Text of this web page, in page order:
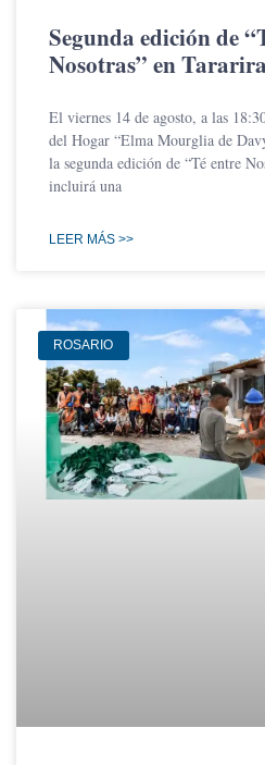
Segunda edición de
Nosotras” en
El viernes 14 de agosto, a las
del Hogar “Elma Mourglia de
la segunda edición de “Té entre
incluirá una
LEER MÁS >>
ROSARIO